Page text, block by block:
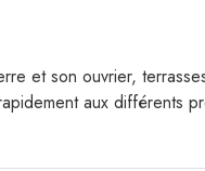
et son ouvrier,
aux différents